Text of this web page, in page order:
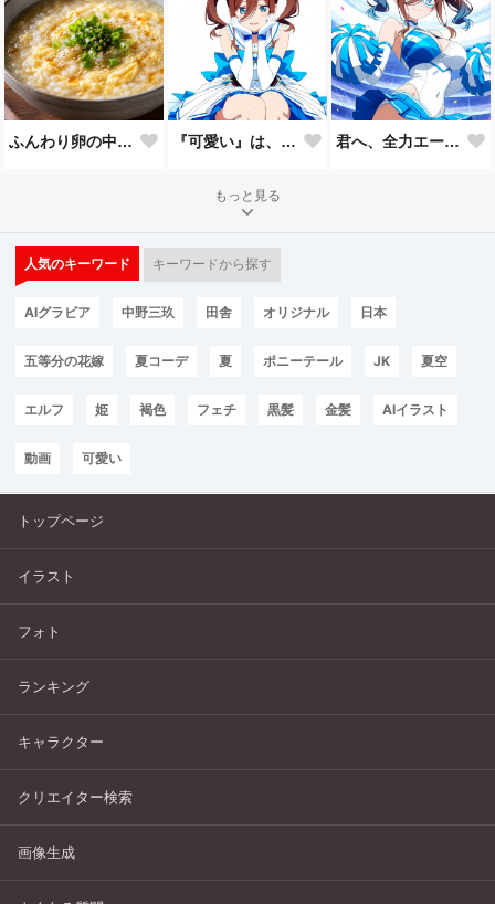
ふんわり卵の中華粥 『可愛い』は、一回じゃ足りない。🩵 君へ、全力エール📣✨
もっと見る
人気のキーワード キーワードから探す
AIグラビア 中野三玖 田舎 オリジナル 日本
五等分の花嫁 夏コーデ 夏 ポニーテール JK 夏空
エルフ 姫 褐色 フェチ 黒髪 金髪 AIイラスト
動画 可愛い
トップページ
イラスト
フォト
ランキング
キャラクター
クリエイター検索
画像生成